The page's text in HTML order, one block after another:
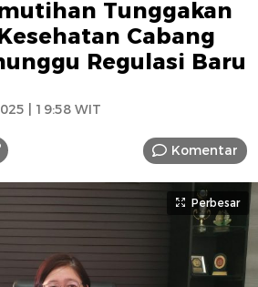
Tunggakan
Cabang
Regulasi Baru
| 19:58 WIT
Komentar
Perbesar